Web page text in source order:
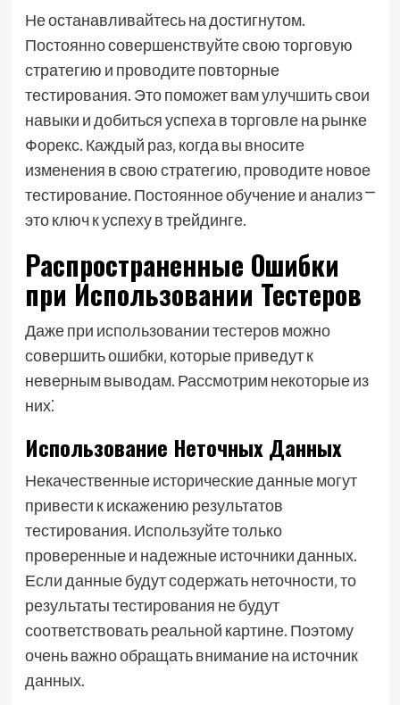
Не останавливайтесь на достигнутом.
Постоянно совершенствуйте свою торговую
стратегию и проводите повторные
тестирования. Это поможет вам улучшить свои
навыки и добиться успеха в торговле на рынке
Форекс. Каждый раз‚ когда вы вносите
изменения в свою стратегию‚ проводите новое
тестирование. Постоянное обучение и анализ ⎻
это ключ к успеху в трейдинге.
Распространенные Ошибки
при Использовании Тестеров
Даже при использовании тестеров можно
совершить ошибки‚ которые приведут к
неверным выводам. Рассмотрим некоторые из
них⁚
Использование Неточных Данных
Некачественные исторические данные могут
привести к искажению результатов
тестирования. Используйте только
проверенные и надежные источники данных.
Если данные будут содержать неточности‚ то
результаты тестирования не будут
соответствовать реальной картине. Поэтому
очень важно обращать внимание на источник
данных.